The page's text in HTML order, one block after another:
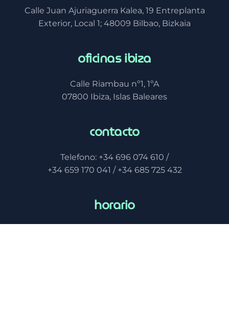
Calle Juan Ajuriaguerra Kalea, 19 Entreplanta
Exterior, Local 1; 48009 Bilbao, Bizkaia
oficinas ibiza
Calle Riambau nº1, 1ºA
07800 Ibiza, Islas Baleares
contacto
Telefono: +34 696 074 610 /
+34 659 170 041 / +34 685 725 432
horario